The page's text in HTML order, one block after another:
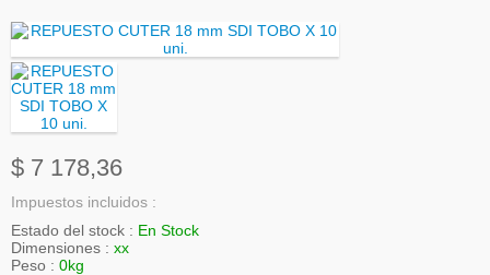
$ 7 178,36
Impuestos incluidos :
Estado del stock : En Stock
Dimensiones : xx
Peso : 0kg